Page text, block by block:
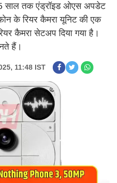
साल तक एंड्रॉइड ओएस अपडेट
के रियर कैमरा यूनिट की एक
कैमरा सेटअप दिया गया है।
हैं।
11:48 IST